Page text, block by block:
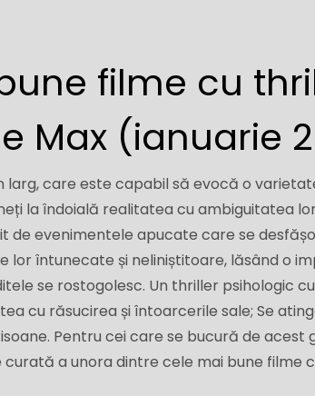
filme cu
Max (ianuarie
larg, care este capabil să evocă o
la îndoială realitatea cu ambiguitatea
de evenimentele apucate care se
lor întunecate și neliniștitoare, lăsând o
se rostogolesc. Un thriller psihologic
cu răsucirea și întoarcerile sale; Se
Pentru cei care se bucură de acest
a unora dintre cele mai bune filme